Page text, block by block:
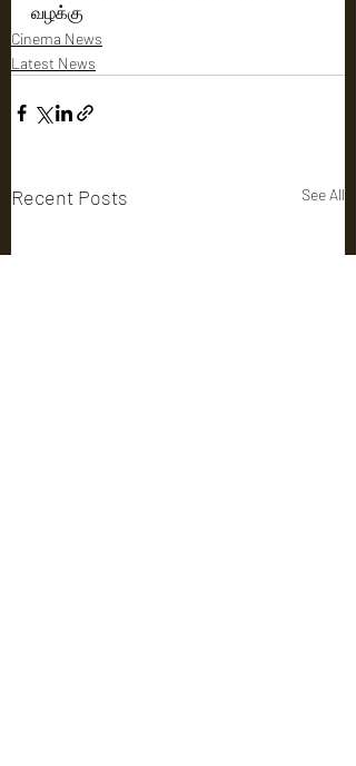
வழக்கு
Cinema News
Latest News
Recent Posts See All